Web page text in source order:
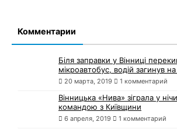
Комментарии
Біля заправки у Вінниці
мікроавтобус, водій загинув на
20 марта, 2019 1 комментарий
Вінницька «Нива» зіграла у
командою з Київщини
6 апреля, 2019 1 комментарий